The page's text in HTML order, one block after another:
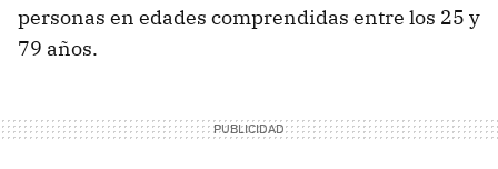
personas en edades comprendidas entre los 25 y
79 años.